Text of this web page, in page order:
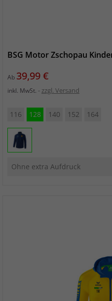
BSG Motor Zschopau
Ab Preis
39,99 €
inkl. MwSt. zzgl. Versand
116 128 140 152 164